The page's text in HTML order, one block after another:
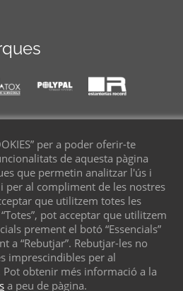
ENVIAR
per a poder oferir-te
de aquesta pàgina
que permetin analitzar l'ús i
per al compliment de les nostres
que utilitzem totes les
pot acceptar que utilitzem
prement el botó “Essencials”
a “Rebutjar”. Rebutjar-les no
imprescindibles per al
obtenir més informació a la
a peu de pàgina.